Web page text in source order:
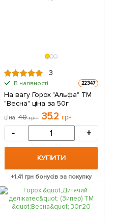
3
В наявності. 22347
На вагу Горох "Альфа" ТМ
"Весна" ціна за 50г
ціна 40грн 35.2 грн
- +
КУПИТИ
+1.41 грн бонусів за покупку